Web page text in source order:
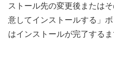
ストール先の変更後または
意してインストールする」
はインストールが完了するま